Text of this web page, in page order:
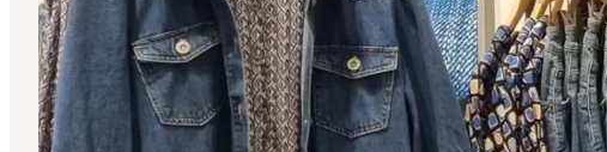
Pianifica il viaggio